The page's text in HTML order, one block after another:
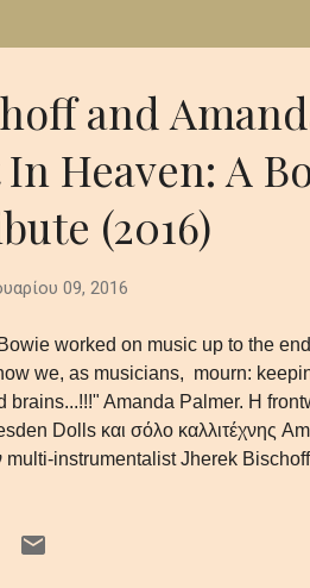
and
Heaven: A
(2016)
09, 2016
worked on music up to the
we, as musicians, mourn:
brains...!!!" Amanda Palmer. Η
Dolls και σόλο καλλιτέχνης
multi-instrumentalist Jherek Bischoff
κιθαρίστρια και